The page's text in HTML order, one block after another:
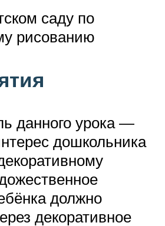
саду по
рисованию
данного урока —
дошкольника
должно
декоративное